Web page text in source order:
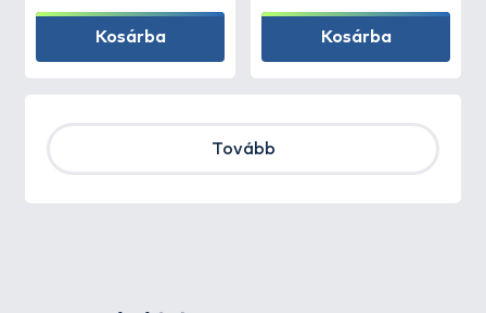
Kosárba Kosárba
Tovább